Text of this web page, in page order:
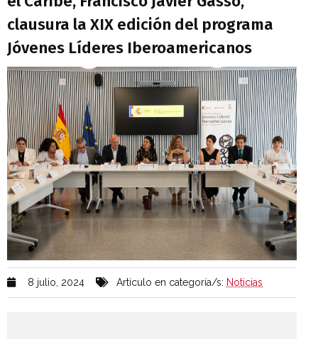
clausura la XIX edición del programa
Jóvenes Líderes Iberoamericanos
8 julio, 2024 Artículo en categoría/s: Noticias